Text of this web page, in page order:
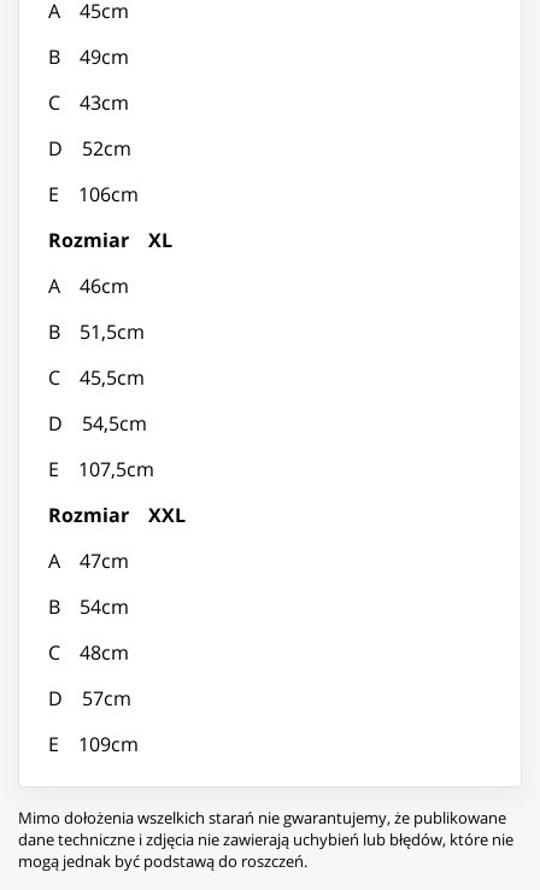
A 45cm
B 49cm
C 43cm
D 52cm
E 106cm
Rozmiar XL
A 46cm
B 51,5cm
C 45,5cm
D 54,5cm
E 107,5cm
Rozmiar XXL
A 47cm
B 54cm
C 48cm
D 57cm
E 109cm
Mimo dołożenia wszelkich starań nie gwarantujemy, że publikowane
dane techniczne i zdjęcia nie zawierają uchybień lub błędów, które nie
mogą jednak być podstawą do roszczeń.